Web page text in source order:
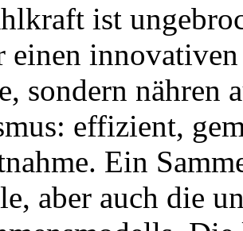
ist
einen
sondern nähren
effizient,
Ein
aber auch die